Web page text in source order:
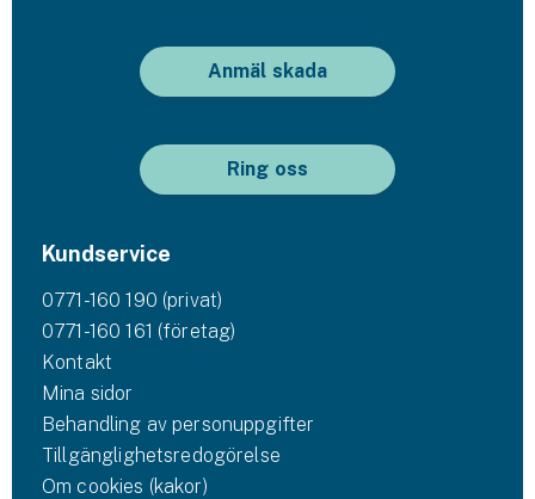
Anmäl skada
Ring oss
Kundservice
0771-160 190 (privat)
0771-160 161 (företag)
Kontakt
Mina sidor
Behandling av personuppgifter
Tillgänglighetsredogörelse
Om cookies (kakor)